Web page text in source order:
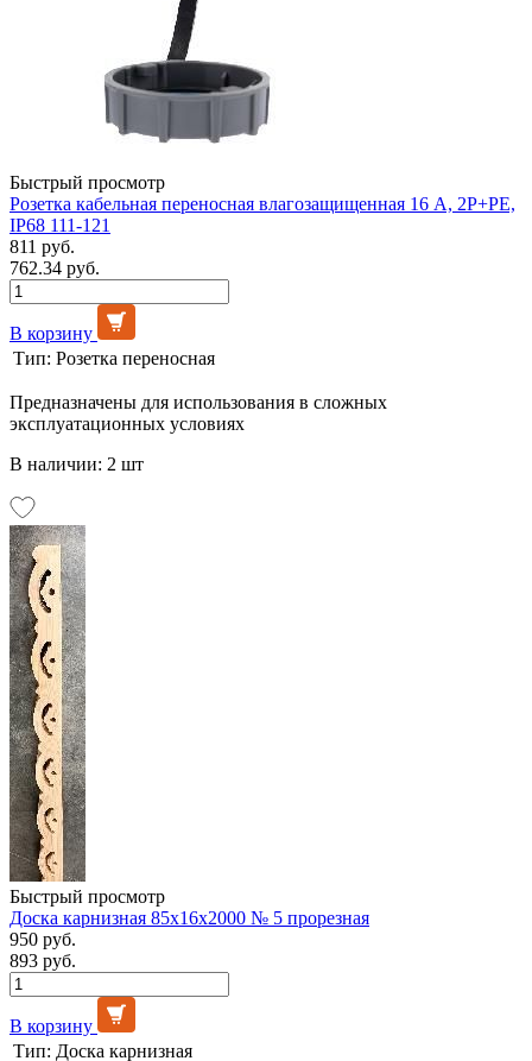
Быстрый просмотр
Розетка кабельная переносная влагозащищенная 16 А, 2Р+РЕ,
IP68 111-121
811 руб.
762.34 руб.
В корзину
Тип: Розетка переносная
Предназначены для использования в сложных
эксплуатационных условиях
В наличии: 2 шт
Быстрый просмотр
Доска карнизная 85х16х2000 № 5 прорезная
950 руб.
893 руб.
В корзину
Тип: Доска карнизная